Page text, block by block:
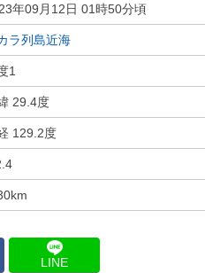
年09月12日 01時50分頃
ラ列島近海
1
29.4度
129.2度
LINE